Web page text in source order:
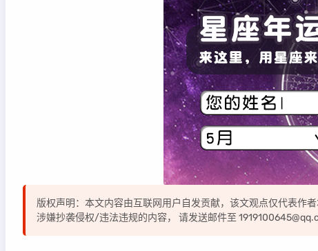
版权声明：本文内容由互联网用户自发贡献，该文观点仅代表作
涉嫌抄袭侵权/违法违规的内容， 请发送邮件至